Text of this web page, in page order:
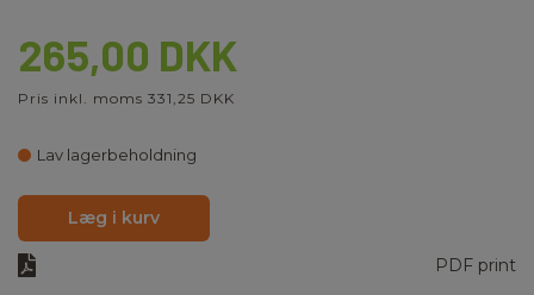
265,00 DKK
Pris inkl. moms 331,25 DKK
Lav lagerbeholdning
Læg i kurv
PDF print